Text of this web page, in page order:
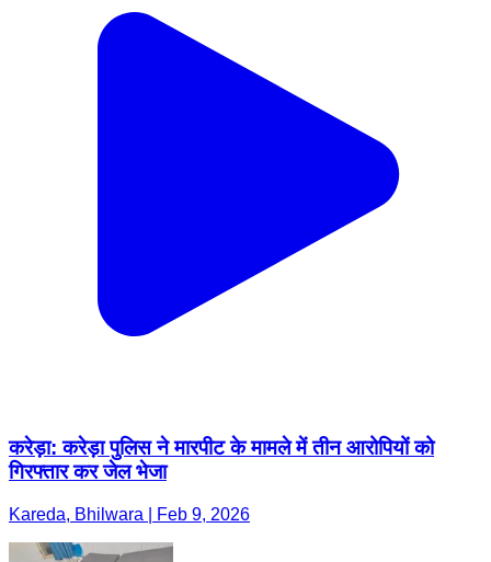
करेड़ा: करेड़ा पुलिस ने मारपीट के मामले में तीन आरोपियों को
गिरफ्तार कर जेल भेजा
Kareda, Bhilwara | Feb 9, 2026